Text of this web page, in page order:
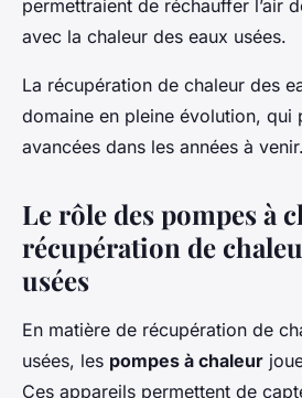
permettraient de réchauffer l’air
avec la chaleur des eaux usées.
La récupération de chaleur des
domaine en pleine évolution, qui
avancées dans les années à venir.
Le rôle des pompes à
récupération de
usées
En matière de récupération de
usées, les pompes à chaleur
Ces appareils permettent de